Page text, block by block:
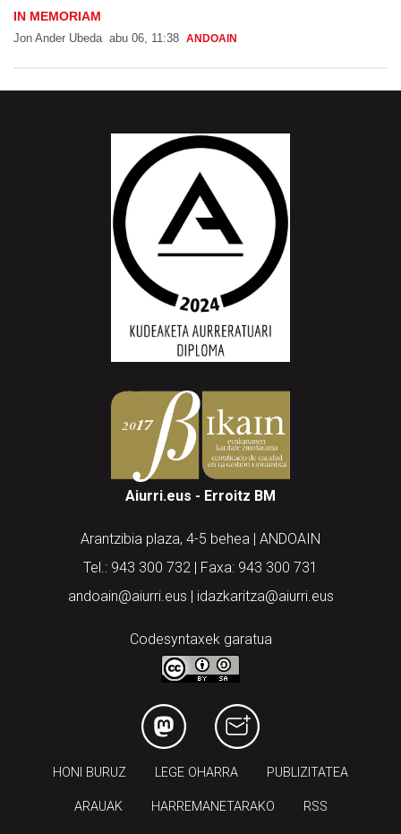
IN MEMORIAM
Jon Ander Ubeda abu 06, 11:38 ANDOAIN
Aiurri.eus - Erroitz BM
Arantzibia plaza, 4-5 behea | ANDOAIN
Tel.: 943 300 732 | Faxa: 943 300 731
andoain@aiurri.eus | idazkaritza@aiurri.eus
Codesyntaxek garatua
HONI BURUZ LEGE OHARRA PUBLIZITATEA
ARAUAK HARREMANETARAKO RSS